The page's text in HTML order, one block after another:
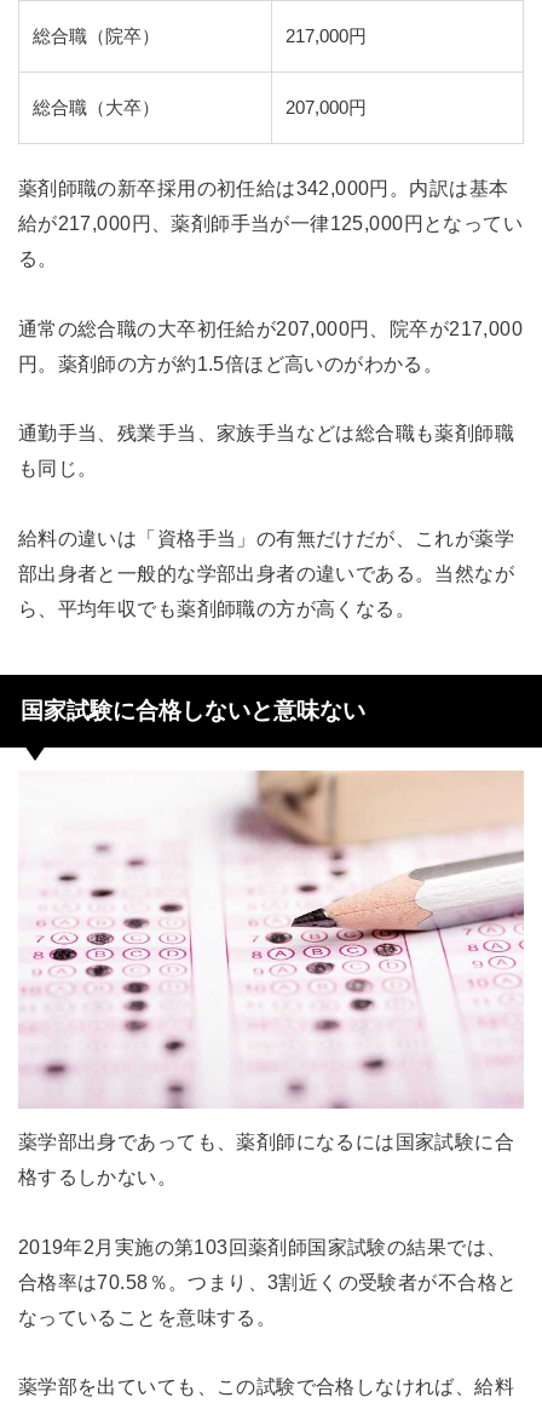
総合職（院卒） 217,000円
総合職（大卒） 207,000円
薬剤師職の新卒採用の初任給は342,000円。内訳は基本
給が217,000円、薬剤師手当が一律125,000円となってい
る。
通常の総合職の大卒初任給が207,000円、院卒が217,000
円。薬剤師の方が約1.5倍ほど高いのがわかる。
通勤手当、残業手当、家族手当などは総合職も薬剤師職
も同じ。
給料の違いは「資格手当」の有無だけだが、これが薬学
部出身者と一般的な学部出身者の違いである。当然なが
ら、平均年収でも薬剤師職の方が高くなる。
国家試験に合格しないと意味ない
薬学部出身であっても、薬剤師になるには国家試験に合
格するしかない。
2019年2月実施の第103回薬剤師国家試験の結果では、
合格率は70.58％。つまり、3割近くの受験者が不合格と
なっていることを意味する。
薬学部を出ていても、この試験で合格しなければ、給料